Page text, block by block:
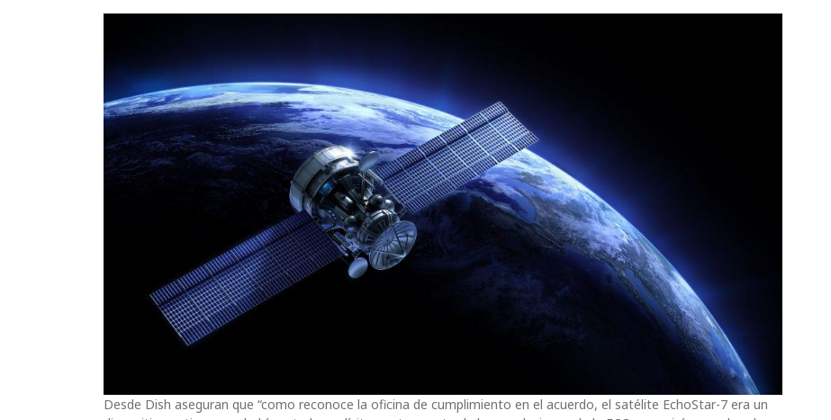
Desde Dish aseguran que “como reconoce la oficina de cumplimiento en el acuerdo, el satélite EchoStar-7 era un